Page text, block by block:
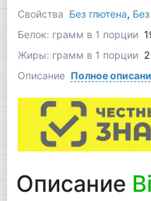
Свойства Без глютена,
Белок: грамм в 1 порции
Жиры: грамм в 1 порции
Описание Полное
Описание